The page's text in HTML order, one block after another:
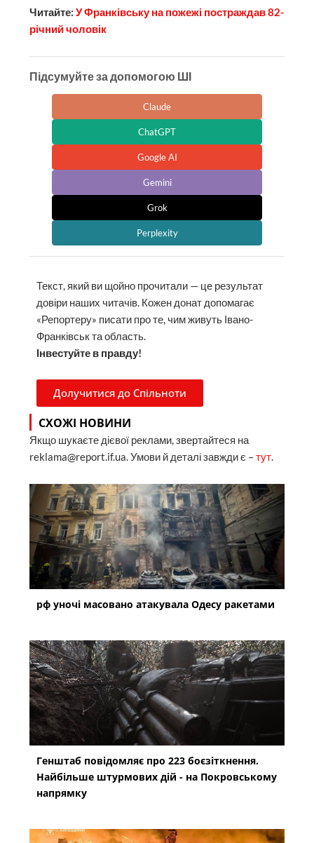
Читайте:У Франківську на пожежі постраждав 82-
річний чоловік
Підсумуйте за допомогою ШІ
Claude
ChatGPT
Google AI
Gemini
Grok
Perplexity
Текст, який ви щойно прочитали — це результат
довіри наших читачів. Кожен донат допомагає
«Репортеру» писати про те, чим живуть Івано-
Франківськ та область.
Інвестуйте в правду!
Долучитися до Спільноти
СХОЖІ НОВИНИ
Якщо шукаєте дієвої реклами, звертайтеся на
reklama@report.if.ua. Умови й деталі завжди є –тут.
рф уночі масовано атакувала Одесу ракетами
Генштаб повідомляє про 223 боєзіткнення.
Найбільше штурмових дій - на Покровському
напрямку